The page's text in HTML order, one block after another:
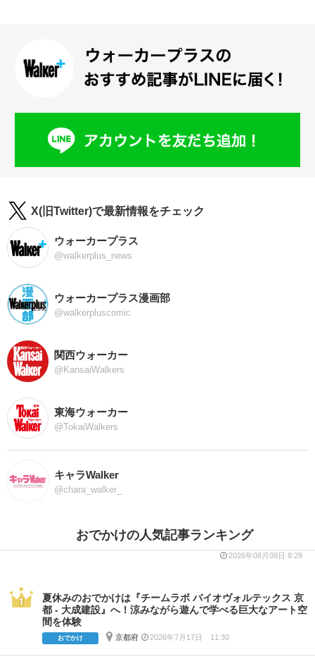
X(旧Twitter)で最新情報をチェック
ウォーカープラス
@walkerplus_news
ウォーカープラス漫画部
@walkerpluscomic
関西ウォーカー
@KansaiWalkers
東海ウォーカー
@TokaiWalkers
キャラWalker
@chara_walker_
おでかけの人気記事ランキング
2026年08月08日 8:29
夏休みのおでかけは『チームラボ バイオヴォルテックス 京
都 - 大成建設』へ！涼みながら遊んで学べる巨大なアート空
間を体験
おでかけ 京都府 2026年7月17日 11:30